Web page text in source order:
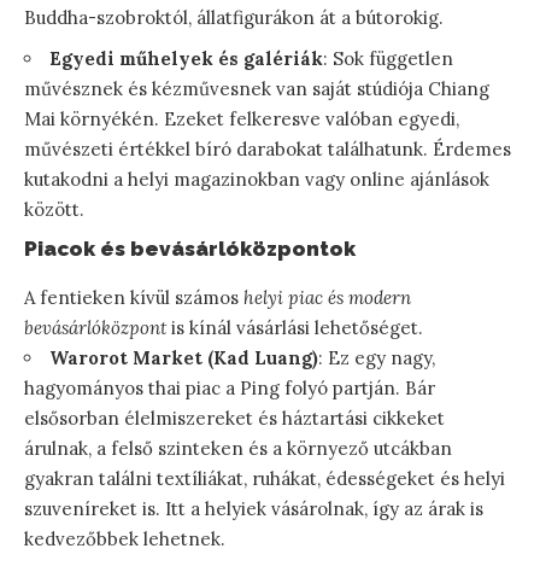
Buddha-szobroktól, állatfigurákon át a bútorokig.
Egyedi műhelyek és galériák: Sok független
művésznek és kézművesnek van saját stúdiója Chiang
Mai környékén. Ezeket felkeresve valóban egyedi,
művészeti értékkel bíró darabokat találhatunk. Érdemes
kutakodni a helyi magazinokban vagy online ajánlások
között.
Piacok és bevásárlóközpontok
A fentieken kívül számos helyi piac és modern
bevásárlóközpontis kínál vásárlási lehetőséget.
Warorot Market (Kad Luang): Ez egy nagy,
hagyományos thai piac a Ping folyó partján. Bár
elsősorban élelmiszereket és háztartási cikkeket
árulnak, a felső szinteken és a környező utcákban
gyakran találni textíliákat, ruhákat, édességeket és helyi
szuveníreket is. Itt a helyiek vásárolnak, így az árak is
kedvezőbbek lehetnek.